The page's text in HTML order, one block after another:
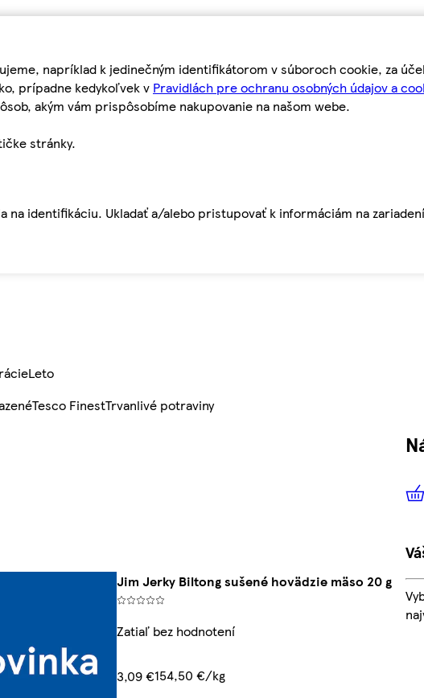
napríklad k jedinečným identifikátorom v súboroch cookie, za
prípadne kedykoľvek v Pravidlách pre ochranu osobných údajov a
akým vám prispôsobíme nakupovanie na našom webe.
stránky.
identifikáciu. Ukladať a/alebo pristupovať k informáciám na
Leto
Tesco FinestTrvanlivé potraviny
Jim Jerky Biltong sušené hovädzie mäso 20 g
Zatiaľ bez hodnotení
3,09 €154,50 €/kg